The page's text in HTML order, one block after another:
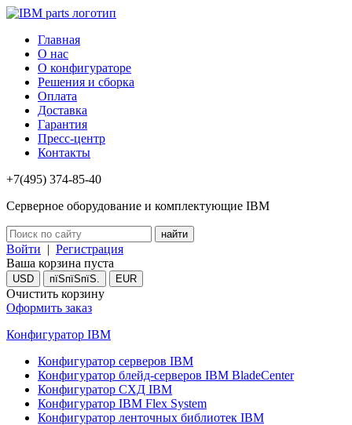
Главная
О нас
О конфигураторе
Решения и сборка
Оплата
Доставка
Гарантия
Пресс-центр
Контакты
+7(495) 374-85-40
Серверное оборудование и комплектующие IBM
Войти | Регистрация
Ваша корзина пуста
USD пїЅпїЅпїЅ. EUR
Очистить корзину
Оформить заказ
Конфигуратор IBM
Конфигуратор серверов IBM
Конфигуратор блейд-серверов IBM BladeCenter
Конфигуратор СХД IBM
Конфигуратор IBM Flex System
Конфигуратор ленточных библиотек IBM